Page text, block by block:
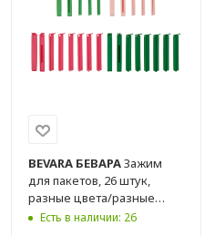
BEVARA БЕВАРАЗажим
для пакетов, 26 штук,
разные цвета/разные
размеры
Есть в наличии: 26